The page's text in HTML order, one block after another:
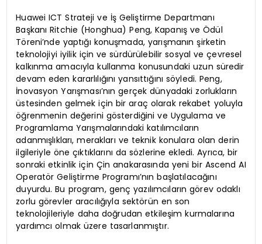
Huawei ICT Strateji ve İş Geliştirme Departmanı
Başkanı Ritchie (Honghua) Peng, Kapanış ve Ödül
Töreni’nde yaptığı konuşmada, yarışmanın şirketin
teknolojiyi iyilik için ve sürdürülebilir sosyal ve çevresel
kalkınma amacıyla kullanma konusundaki uzun süredir
devam eden kararlılığını yansıttığını söyledi. Peng,
İnovasyon Yarışması’nın gerçek dünyadaki zorlukların
üstesinden gelmek için bir araç olarak rekabet yoluyla
öğrenmenin değerini gösterdiğini ve Uygulama ve
Programlama Yarışmalarındaki katılımcıların
adanmışlıkları, merakları ve teknik konulara olan derin
ilgileriyle öne çıktıklarını da sözlerine ekledi. Ayrıca, bir
sonraki etkinlik için Çin anakarasında yeni bir Ascend AI
Operatör Geliştirme Programı’nın başlatılacağını
duyurdu. Bu program, genç yazılımcıların görev odaklı
zorlu görevler aracılığıyla sektörün en son
teknolojileriyle daha doğrudan etkileşim kurmalarına
yardımcı olmak üzere tasarlanmıştır.